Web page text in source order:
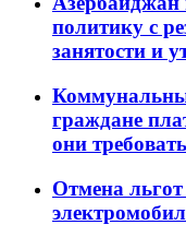
политику с
занятости и
граждане
они
Отмена